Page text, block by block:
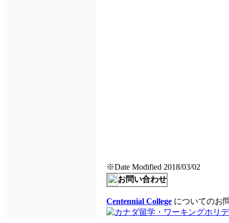
※Date Modified 2018/03/02
お問い合わせ
Centennial College についてのお